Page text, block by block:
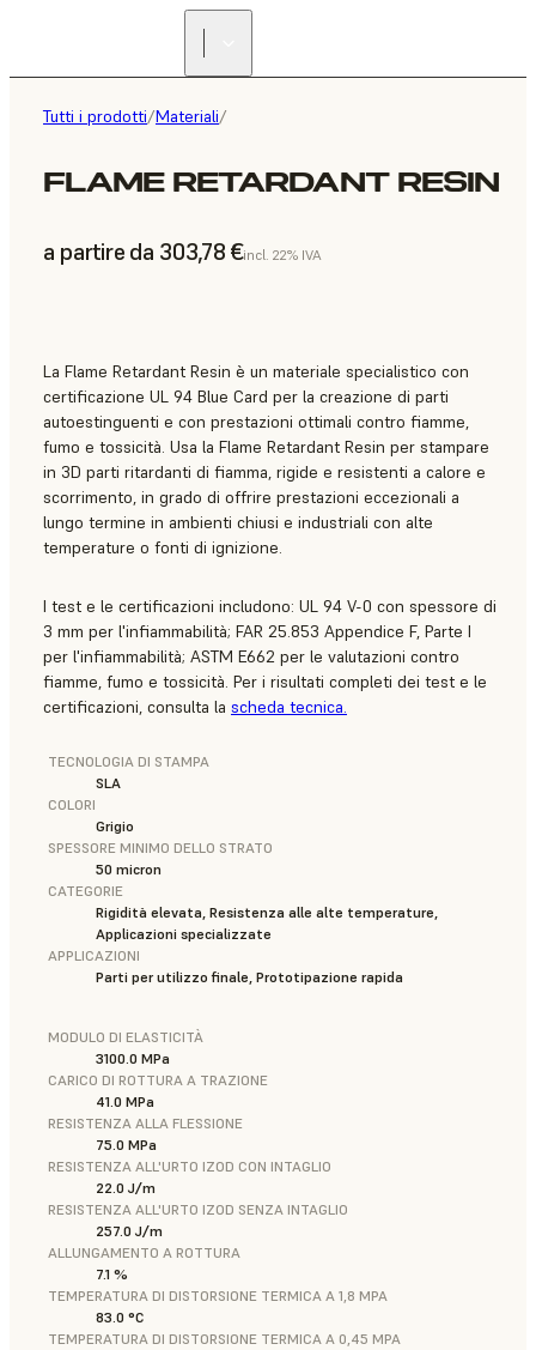
Tutti i prodotti/Materiali/
FLAME RETARDANT RESIN
a partire da 303,78 €incl. 22% IVA
La Flame Retardant Resin è un materiale specialistico con
certificazione UL 94 Blue Card per la creazione di parti
autoestinguenti e con prestazioni ottimali contro fiamme,
fumo e tossicità. Usa la Flame Retardant Resin per stampare
in 3D parti ritardanti di fiamma, rigide e resistenti a calore e
scorrimento, in grado di offrire prestazioni eccezionali a
lungo termine in ambienti chiusi e industriali con alte
temperature o fonti di ignizione.
I test e le certificazioni includono: UL 94 V-0 con spessore di
3 mm per l'infiammabilità; FAR 25.853 Appendice F, Parte I
per l'infiammabilità; ASTM E662 per le valutazioni contro
fiamme, fumo e tossicità. Per i risultati completi dei test e le
certificazioni, consulta la scheda tecnica.
TECNOLOGIA DI STAMPA
SLA
COLORI
Grigio
SPESSORE MINIMO DELLO STRATO
50 micron
CATEGORIE
Rigidità elevata, Resistenza alle alte temperature,
Applicazioni specializzate
APPLICAZIONI
Parti per utilizzo finale, Prototipazione rapida
MODULO DI ELASTICITÀ
3100.0 MPa
CARICO DI ROTTURA A TRAZIONE
41.0 MPa
RESISTENZA ALLA FLESSIONE
75.0 MPa
RESISTENZA ALL'URTO IZOD CON INTAGLIO
22.0 J/m
RESISTENZA ALL'URTO IZOD SENZA INTAGLIO
257.0 J/m
ALLUNGAMENTO A ROTTURA
7.1 %
TEMPERATURA DI DISTORSIONE TERMICA A 1,8 MPA
83.0 °C
TEMPERATURA DI DISTORSIONE TERMICA A 0,45 MPA